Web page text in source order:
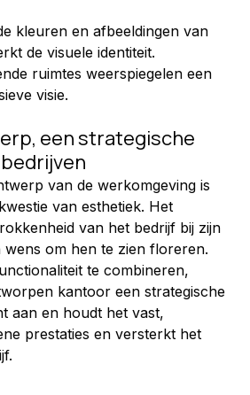
kleuren en afbeeldingen van
de visuele identiteit.
ruimtes weerspiegelen een
visie.
een strategische
van de werkomgeving is
van esthetiek. Het
van het bedrijf bij zijn
om hen te zien floreren.
te combineren,
kantoor een strategische
aan en houdt het vast,
prestaties en versterkt het